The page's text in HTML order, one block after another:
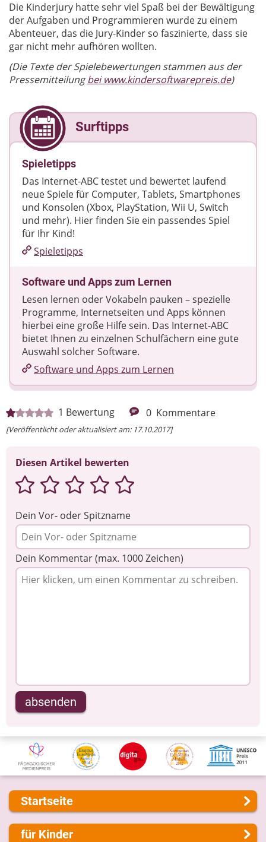
Die Kinderjury hatte sehr viel Spaß bei der Bewältigung
der Aufgaben und Programmieren wurde zu einem
Abenteuer, das die Jury-Kinder so faszinierte, dass sie
gar nicht mehr aufhören wollten.
(Die Texte der Spielebewertungen stammen aus der
Pressemitteilungbei www.kindersoftwarepreis.de)
1 Bewertung 0 Kommentare
[Veröffentlicht oder aktualisiert am: 17.10.2017]
Diesen Artikel bewerten
Dein Vor- oder Spitzname
Dein Kommentar (max. 1000 Zeichen)
absenden
Surftipps
Spieletipps
Das Internet-ABC testet und bewertet laufend
neue Spiele für Computer, Tablets, Smartphones
und Konsolen (Xbox, PlayStation, Wii U, Switch
und mehr). Hier finden Sie ein passendes Spiel
für Ihr Kind!
Spieletipps
Software und Apps zum Lernen
Lesen lernen oder Vokabeln pauken – spezielle
Programme, Internetseiten und Apps können
hierbei eine große Hilfe sein. Das Internet-ABC
bietet Ihnen zu einzelnen Schulfächern eine gute
Auswahl solcher Software.
Software und Apps zum Lernen
Startseite
Über uns
für Kinder